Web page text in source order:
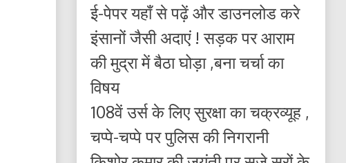
ई-पेपर यहाँ से पढ़ें और डाउनलोड करे
इंसानों जैसी अदाएं ! सड़क पर आराम
की मुद्रा में बैठा घोड़ा ,बना चर्चा का
विषय
108वें उर्स के लिए सुरक्षा का चक्रव्यूह ,
चप्पे-चप्पे पर पुलिस की निगरानी